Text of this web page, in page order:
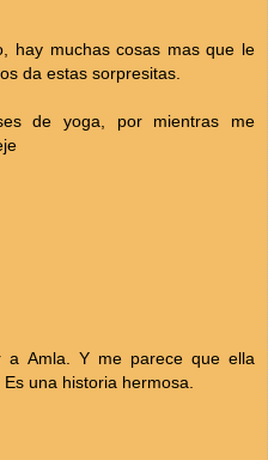
hay muchas cosas mas que le
da estas sorpresitas.
de yoga, por mientras me
a Amla. Y me parece que ella
una historia hermosa.